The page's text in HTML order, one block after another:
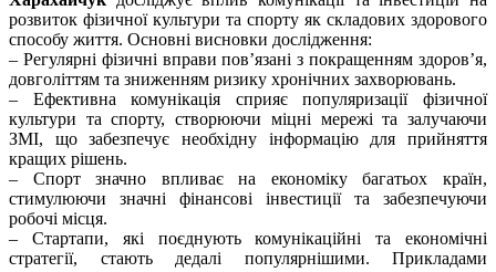
розвиток фізичної культури та спорту як складових здорового
способу життя. Основні висновки дослідження:
– Регулярні фізичні вправи пов’язані з покращенням здоров’я,
довголіттям та зниженням ризику хронічних захворювань.​
– Ефективна комунікація сприяє популяризації фізичної
культури та спорту, створюючи міцні мережі та залучаючи
ЗМІ, що забезпечує необхідну інформацію для прийняття
кращих рішень.​
– Спорт значно впливає на економіку багатьох країн,
стимулюючи значні фінансові інвестиції та забезпечуючи
робочі місця.​
– Стартапи, які поєднують комунікаційні та економічні
стратегії, стають дедалі популярнішими. Прикладами